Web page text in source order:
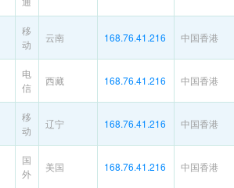
移
动
云南 168.76.41.216 中国香港
电
信
西藏 168.76.41.216 中国香港
移
动
辽宁 168.76.41.216 中国香港
国
外
美国 168.76.41.216 中国香港